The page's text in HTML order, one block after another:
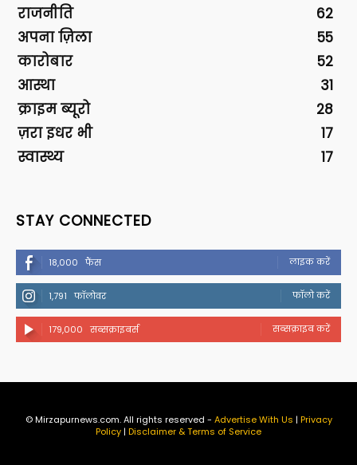
राजनीति
62
अपना ज़िला
55
कारोबार
52
आस्था
31
क्राइम ब्यूरो
28
ज़रा इधर भी
17
स्वास्थ्य
17
STAY CONNECTED
18,000 फैंस लाइक करें
1,791 फॉलोवर फॉलो करें
179,000 सब्सक्राइबर्स सब्सक्राइब करें
© Mirzapurnews.com. All rights reserved - Advertise With Us | Privacy
Policy| Disclaimer & Terms of Service